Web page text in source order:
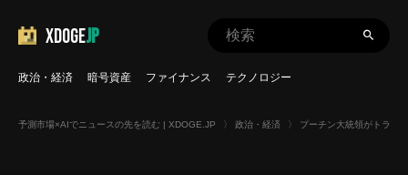
XDOGEJP
政治・経済 暗号資産 ファイナンス テクノロジー
予測市場×AIでニュースの先を読む | XDOGE.JP 〉 政治・経済 〉 プーチン大統領がトラン